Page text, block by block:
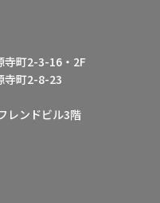
町2-3-16・2F
寺町2-8-23
レンドビル3階